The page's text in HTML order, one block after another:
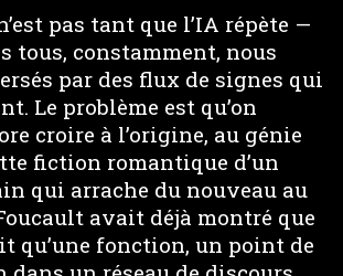
pas tant que l’IA répète —
tous, constamment, nous
par des flux de signes qui
Le problème est qu’on
croire à l’origine, au génie
fiction romantique d’un
qui arrache du nouveau au
avait déjà montré que
qu’une fonction, un point de